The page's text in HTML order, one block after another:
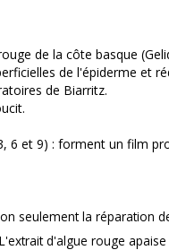
de la côte basque
de l'épiderme et
de Biarritz.
6 et 9) : forment un film
seulement la réparation
d'algue rouge